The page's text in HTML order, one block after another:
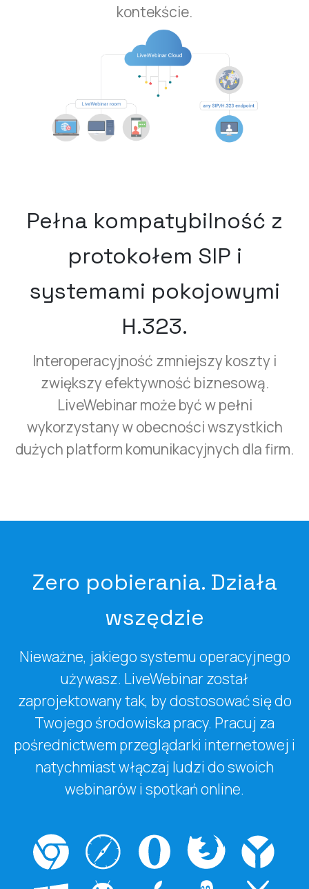
kontekście.
Pełna kompatybilność z
protokołem SIP i
systemami pokojowymi
H.323.
Interoperacyjność zmniejszy koszty i
zwiększy efektywność biznesową.
LiveWebinar może być w pełni
wykorzystany w obecności wszystkich
dużych platform komunikacyjnych dla firm.
Zero pobierania. Działa
wszędzie
Nieważne, jakiego systemu operacyjnego
używasz. LiveWebinar został
zaprojektowany tak, by dostosować się do
Twojego środowiska pracy. Pracuj za
pośrednictwem przeglądarki internetowej i
natychmiast włączaj ludzi do swoich
webinarów i spotkań online.